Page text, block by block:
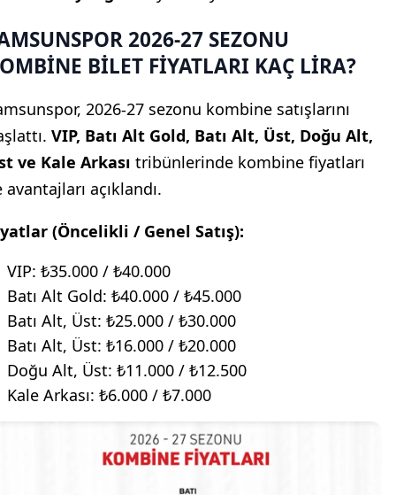
2026-27 SEZONU
BİLET FİYATLARI KAÇ LİRA?
2026-27 sezonu kombine satışlarını
VIP, Batı Alt Gold, Batı Alt, Üst, Doğu Alt,
ve Kale Arkası tribünlerinde kombine fiyatları
avantajları açıklandı.
(Öncelikli / Genel Satış):
VIP: ₺35.000 / ₺40.000
Batı Alt Gold: ₺40.000 / ₺45.000
Batı Alt, Üst: ₺25.000 / ₺30.000
Batı Alt, Üst: ₺16.000 / ₺20.000
Doğu Alt, Üst: ₺11.000 / ₺12.500
Kale Arkası: ₺6.000 / ₺7.000